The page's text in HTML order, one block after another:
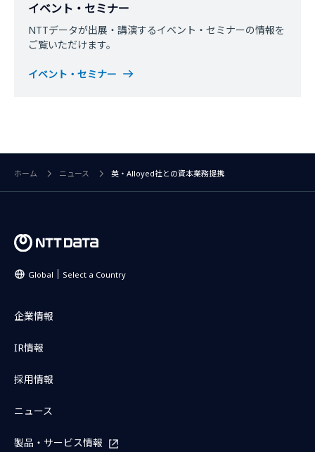
イベント・セミナー
NTTデータが出展・講演するイベント・セミナーの情報を
ご覧いただけます。
イベント・セミナー
ホーム ニュース 英・Alloyed社との資本業務提携
Global Select a Country
企業情報
IR情報
採用情報
ニュース
製品・サービス情報